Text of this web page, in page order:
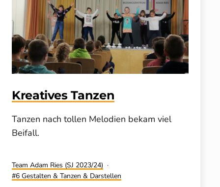
Kreatives Tanzen
Tanzen nach tollen Melodien bekam viel
Beifall.
Kategorisiert
als
Team Adam Ries (SJ 2023/24)
Verschlagwortet
6 Gestalten & Tanzen & Darstellen